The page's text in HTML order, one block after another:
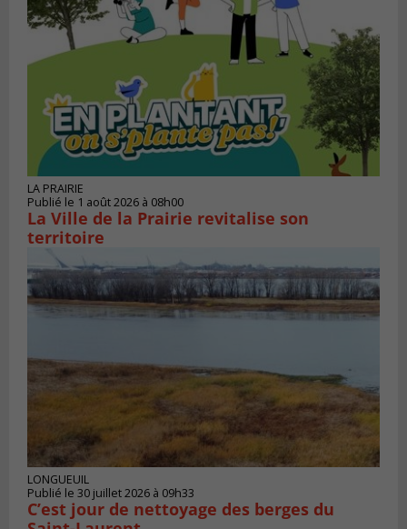
LA PRAIRIE
Publié le 1 août 2026 à 08h00
La Ville de la Prairie revitalise son
territoire
LONGUEUIL
Publié le 30 juillet 2026 à 09h33
C’est jour de nettoyage des berges du